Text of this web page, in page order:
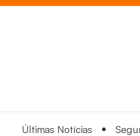
Últimas Notícias